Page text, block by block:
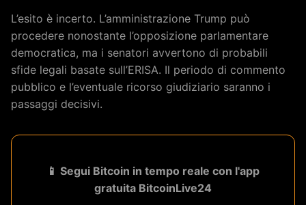
L’esito è incerto. L’amministrazione Trump può
procedere nonostante l’opposizione parlamentare
democratica, ma i senatori avvertono di probabili
sfide legali basate sull’ERISA. Il periodo di commento
pubblico e l’eventuale ricorso giudiziario saranno i
passaggi decisivi.
📱 Segui Bitcoin in tempo reale con l'app
gratuita BitcoinLive24